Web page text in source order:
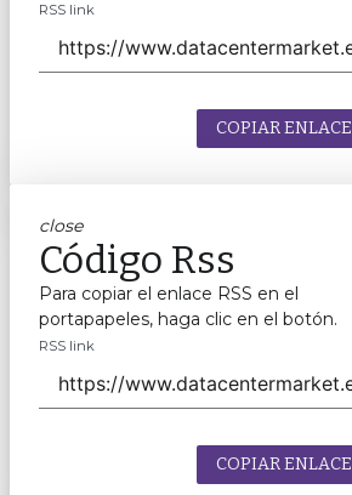
RSS link
COPIAR ENLACE
close
Código Rss
Para copiar el enlace RSS en el
portapapeles, haga clic en el botón.
RSS link
COPIAR ENLACE